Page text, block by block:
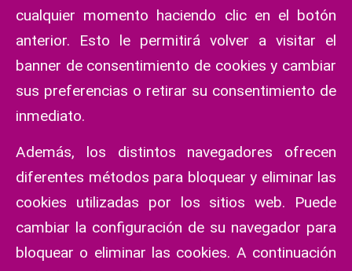
cualquier momento haciendo clic en el botón
anterior. Esto le permitirá volver a visitar el
banner de consentimiento de cookies y cambiar
sus preferencias o retirar su consentimiento de
inmediato.
Además, los distintos navegadores ofrecen
diferentes métodos para bloquear y eliminar las
cookies utilizadas por los sitios web. Puede
cambiar la configuración de su navegador para
bloquear o eliminar las cookies. A continuación